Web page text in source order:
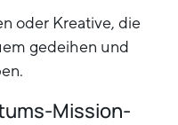
oder Kreative, die
gedeihen und
Mission-